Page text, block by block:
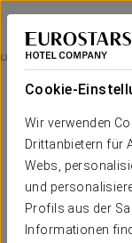
Cookie-
Wir verwenden
Drittanbietern für
Webs,
und
Profils aus der
Informationen
Eurostars Atlántida
SANTA CRUZ DE TENERIFE
Brunch